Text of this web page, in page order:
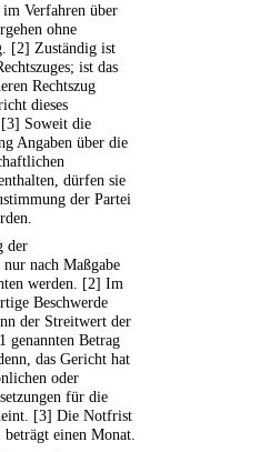
Verfahren über
ohne
[2] Zuständig ist
ist das
Rechtszug
dieses
[3] Soweit die
Angaben über die
dürfen sie
der Partei
der
nach Maßgabe
werden. [2] Im
Beschwerde
der Streitwert der
genannten Betrag
das Gericht hat
oder
für die
[3] Die Notfrist
beträgt einen Monat.